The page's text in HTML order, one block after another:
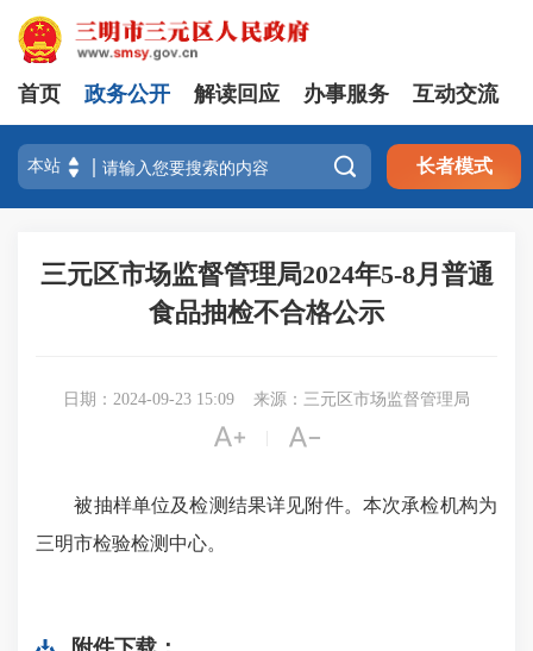
首页 政务公开 解读回应 办事服务 互动交流
 长者模式
三元区市场监督管理局2024年5-8月普通
食品抽检不合格公示
日期：2024-09-23 15:09 来源：三元区市场监督管理局
 
被抽样单位及检测结果详见附件。本次承检机构为
三明市检验检测中心。